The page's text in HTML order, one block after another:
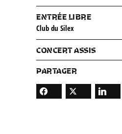
ENTRÉE LIBRE
Club du Silex
CONCERT ASSIS
PARTAGER